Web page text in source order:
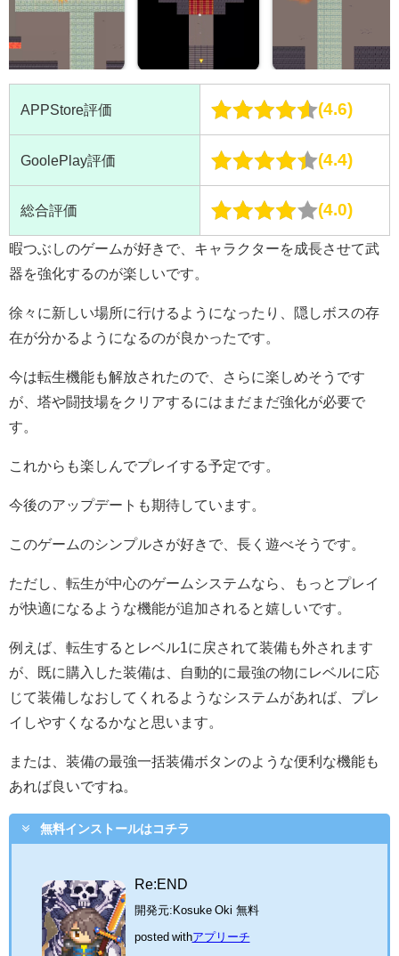
APPStore評価 4.6
GoolePlay評価 4.4
総合評価 4.0
暇つぶしのゲームが好きで、キャラクターを成長させて武
器を強化するのが楽しいです。
徐々に新しい場所に行けるようになったり、隠しボスの存
在が分かるようになるのが良かったです。
今は転生機能も解放されたので、さらに楽しめそうです
が、塔や闘技場をクリアするにはまだまだ強化が必要で
す。
これからも楽しんでプレイする予定です。
今後のアップデートも期待しています。
このゲームのシンプルさが好きで、長く遊べそうです。
ただし、転生が中心のゲームシステムなら、もっとプレイ
が快適になるような機能が追加されると嬉しいです。
例えば、転生するとレベル1に戻されて装備も外されます
が、既に購入した装備は、自動的に最強の物にレベルに応
じて装備しなおしてくれるようなシステムがあれば、プレ
イしやすくなるかなと思います。
または、装備の最強一括装備ボタンのような便利な機能も
あれば良いですね。
無料インストールはコチラ
Re:END
開発元: Kosuke Oki 無料
posted withアプリーチ